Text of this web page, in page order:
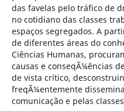
das favelas pelo tráfico de
no cotidiano das classes
espaços segregados. A
de diferentes áreas do
Ciências Humanas,
causas e conseqÃ¼ências
de vista crítico,
freqÃ¼entemente
comunicação e pelas